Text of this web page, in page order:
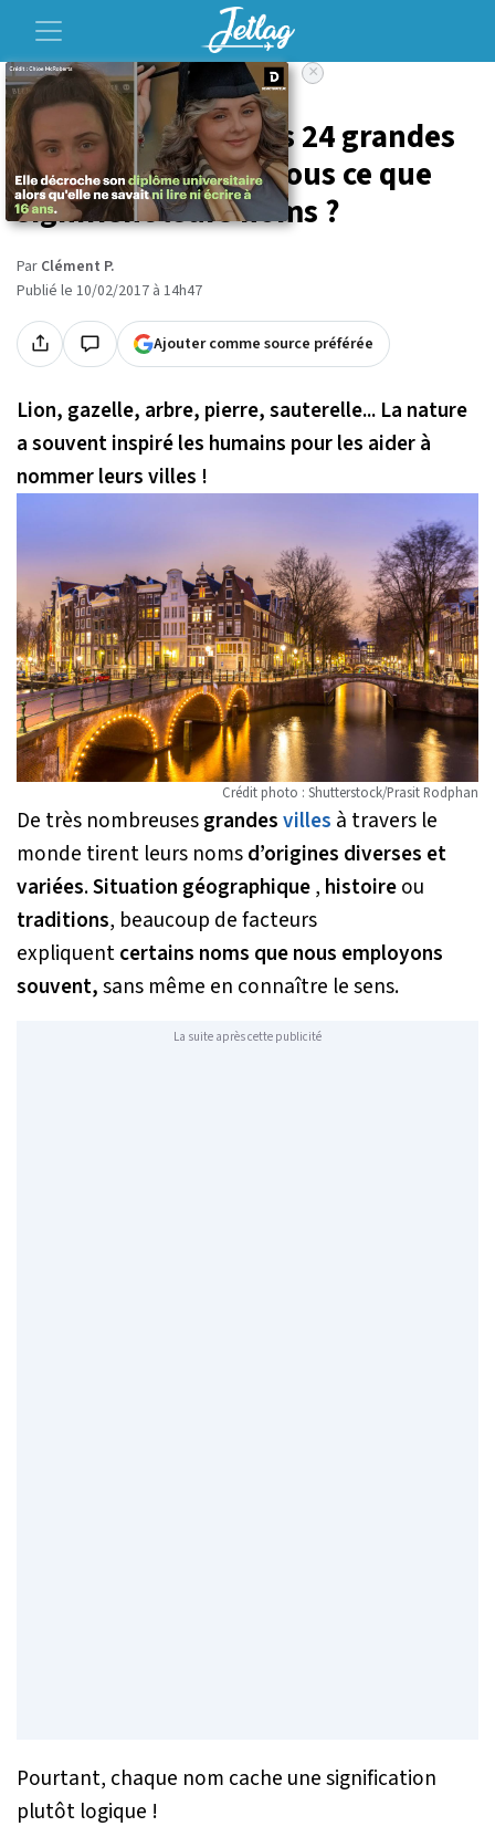
Accueil Voyage
Vous connaissez ces 24 grandes
villes, mais savez-vous ce que
signifient leurs noms ?
Par Clément P.
Publié le 10/02/2017 à 14h47
Ajouter comme source préférée
Lion, gazelle, arbre, pierre, sauterelle... La nature
a souvent inspiré les humains pour les aider à
nommer leurs villes !
Crédit photo : Shutterstock/Prasit Rodphan
De très nombreusesgrandesvilles à travers le
monde tirent leurs nomsd’origines diverses et
variées.Situation géographique, histoireou
traditions, beaucoup de facteurs
expliquentcertains noms que nous employons
souvent,sans même en connaître le sens.
La suite après cette publicité
Pourtant, chaque nom cache une signification
plutôt logique !
×